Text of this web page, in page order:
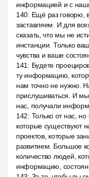
информацией и с
140: Ещё раз говорю,
заставляем. И для
сказать, что мы не
инстанции. Только
чувства и ваше
141 : Будете
ту информацию,
нам точно не нужно.
прислушиваться. И
нас, получали
142: Только от нас, но
которые существуют
проектов, которые
развитием. Большое
количество людей,
информацию,